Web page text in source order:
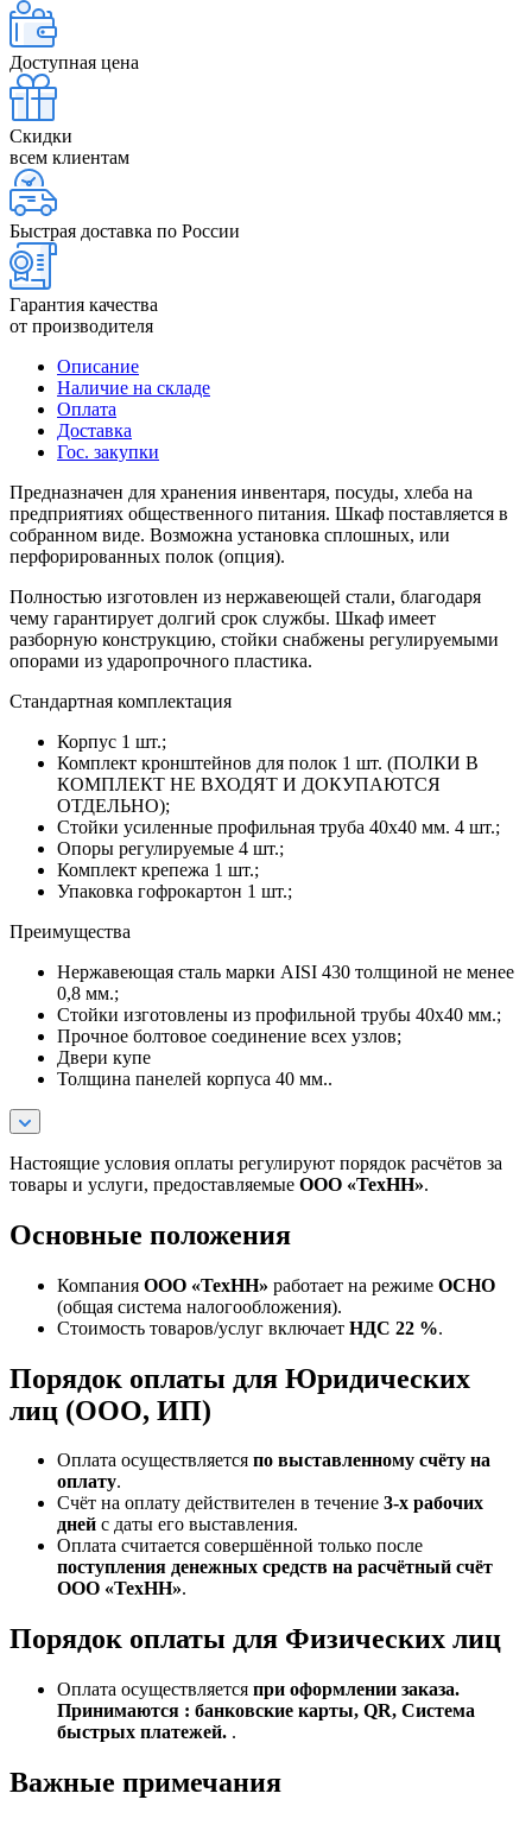
Доступная цена
Скидки
всем клиентам
Быстрая доставка по России
Гарантия качества
от производителя
Описание
Наличие на складе
Оплата
Доставка
Гос. закупки
Предназначен для хранения инвентаря, посуды, хлеба на
предприятиях общественного питания. Шкаф поставляется в
собранном виде. Возможна установка сплошных, или
перфорированных полок (опция).
Полностью изготовлен из нержавеющей стали, благодаря
чему гарантирует долгий срок службы. Шкаф имеет
разборную конструкцию, стойки снабжены регулируемыми
опорами из ударопрочного пластика.
Стандартная комплектация
Корпус 1 шт.;
Комплект кронштейнов для полок 1 шт. (ПОЛКИ В
КОМПЛЕКТ НЕ ВХОДЯТ И ДОКУПАЮТСЯ
ОТДЕЛЬНО);
Стойки усиленные профильная труба 40х40 мм. 4 шт.;
Опоры регулируемые 4 шт.;
Комплект крепежа 1 шт.;
Упаковка гофрокартон 1 шт.;
Преимущества
Нержавеющая сталь марки AISI 430 толщиной не менее
0,8 мм.;
Стойки изготовлены из профильной трубы 40х40 мм.;
Прочное болтовое соединение всех узлов;
Двери купе
Толщина панелей корпуса 40 мм..
Настоящие условия оплаты регулируют порядок расчётов за
товары и услуги, предоставляемые ООО «ТехНН».
Основные положения
Компания ООО «ТехНН» работает на режиме ОСНО
(общая система налогообложения).
Стоимость товаров/услуг включает НДС 22 %.
Порядок оплаты для Юридических
лиц (ООО, ИП)
Оплата осуществляется по выставленному счёту на
оплату.
Счёт на оплату действителен в течение 3‑х рабочих
дней с даты его выставления.
Оплата считается совершённой только после
поступления денежных средств на расчётный счёт
ООО «ТехНН».
Порядок оплаты для Физических лиц
Оплата осуществляется при оформлении заказа.
Принимаются : банковские карты, QR, Система
быстрых платежей. .
Важные примечания